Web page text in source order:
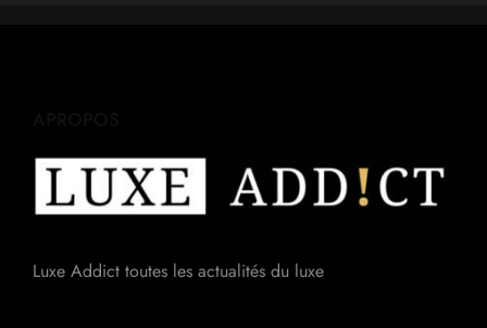
Luxe Addict toutes les actualités du luxe